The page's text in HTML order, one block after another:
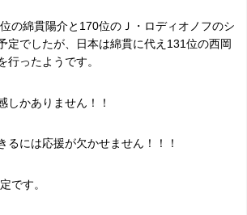
の綿貫陽介と170位のＪ・ロディオノフのシ
定でしたが、日本は綿貫に代え131位の西岡
行ったようです。
しかありません！！
るには応援が欠かせません！！！
です。